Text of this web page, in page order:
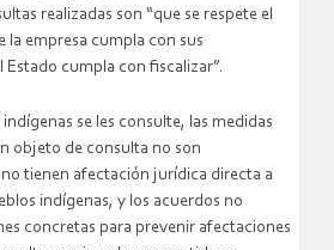
realizadas son “que se respete el
la empresa cumpla con sus
Estado cumpla con fiscalizar”.
se les consulte, las medidas
objeto de consulta no son
tienen afectación jurídica directa a
indígenas, y los acuerdos no
concretas para prevenir afectaciones